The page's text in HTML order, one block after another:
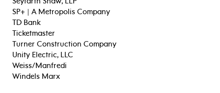
SP+ | A Metropolis Company
TD Bank
Ticketmaster
Turner Construction Company
Unity Electric, LLC
Weiss/Manfredi
Windels Marx